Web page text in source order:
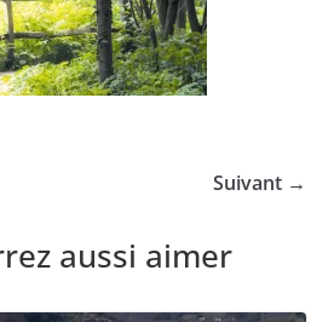
Suivant →
aussi aimer